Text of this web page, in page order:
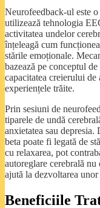
Neurofeedback-ul este
utilizează tehnologia
activitatea undelor
înțeleagă cum
stările emoționale.
bazează pe conceptul de
capacitatea creierului de
experiențele trăite.
Prin sesiuni de
tiparele de undă
anxietatea sau
beta poate fi legată de
cu relaxarea, pot
autoreglare cerebrală nu
ajută la dezvoltarea
Beneficiile